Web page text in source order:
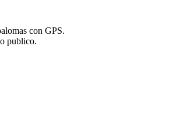
con GPS.
publico.